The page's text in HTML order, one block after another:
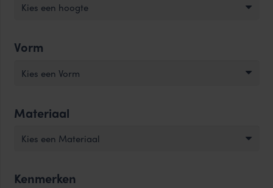
Kies een hoogte
Vorm
Kies een Vorm
Materiaal
Kies een Materiaal
Kenmerken